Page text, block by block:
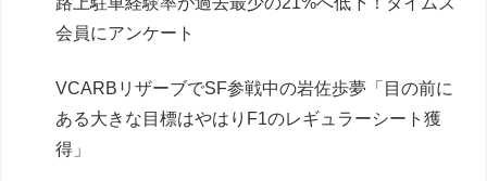
会員にアンケート
VCARBリザーブでSF参戦中の岩佐歩夢「目の前に
ある大きな目標はやはりF1のレギュラーシート獲
得」